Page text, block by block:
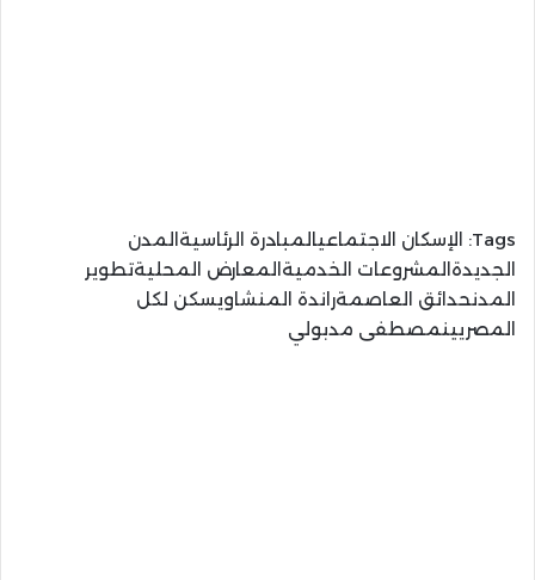
Tags: الإسكان الاجتماعيالمبادرة الرئاسيةالمدن
الجديدةالمشروعات الخدميةالمعارض المحليةتطوير
المدنحدائق العاصمةراندة المنشاويسكن لكل
المصريينمصطفى مدبولي